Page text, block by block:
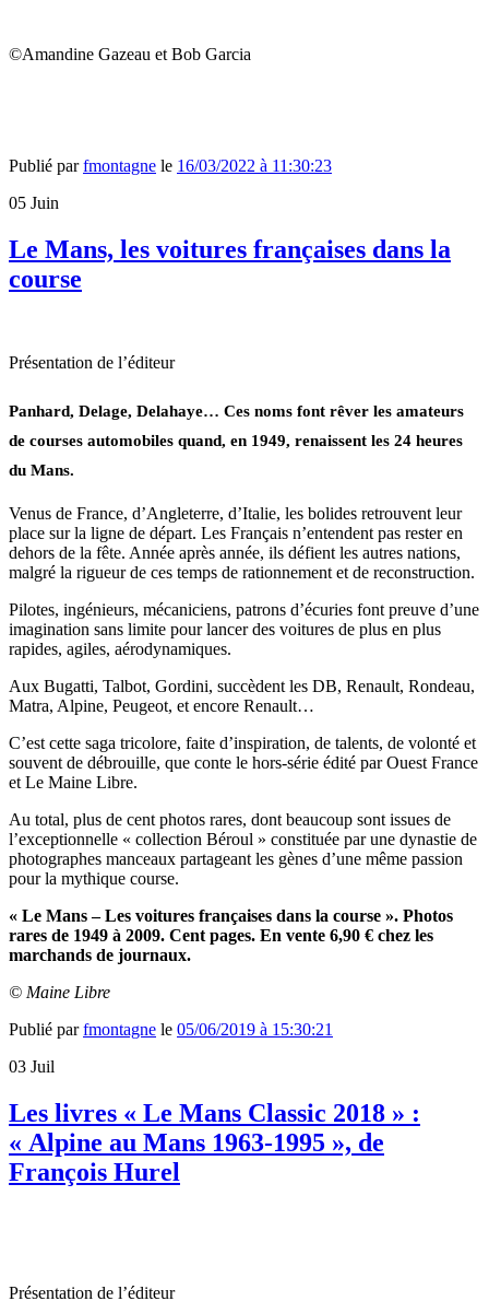
©Amandine Gazeau et Bob Garcia
Publié parfmontagne le 16/03/2022 à 11:30:23
05 Juin
Le Mans, les voitures françaises dans la
course
Présentation de l’éditeur
Panhard, Delage, Delahaye… Ces noms font rêver les amateurs
de courses automobiles quand, en 1949, renaissent les 24 heures
du Mans.
Venus de France, d’Angleterre, d’Italie, les bolides retrouvent leur
place sur la ligne de départ. Les Français n’entendent pas rester en
dehors de la fête. Année après année, ils défient les autres nations,
malgré la rigueur de ces temps de rationnement et de reconstruction.
Pilotes, ingénieurs, mécaniciens, patrons d’écuries font preuve d’une
imagination sans limite pour lancer des voitures de plus en plus
rapides, agiles, aérodynamiques.
Aux Bugatti, Talbot, Gordini, succèdent les DB, Renault, Rondeau,
Matra, Alpine, Peugeot, et encore Renault…
C’est cette saga tricolore, faite d’inspiration, de talents, de volonté et
souvent de débrouille, que conte le hors-série édité par Ouest France
et Le Maine Libre.
Au total, plus de cent photos rares, dont beaucoup sont issues de
l’exceptionnelle « collection Béroul » constituée par une dynastie de
photographes manceaux partageant les gènes d’une même passion
pour la mythique course.
« Le Mans – Les voitures françaises dans la course ». Photos
rares de 1949 à 2009. Cent pages. En vente 6,90 € chez les
marchands de journaux.
© Maine Libre
Publié parfmontagne le 05/06/2019 à 15:30:21
03 Juil
Les livres « Le Mans Classic 2018 » :
« Alpine au Mans 1963-1995 », de
François Hurel
Présentation de l’éditeur